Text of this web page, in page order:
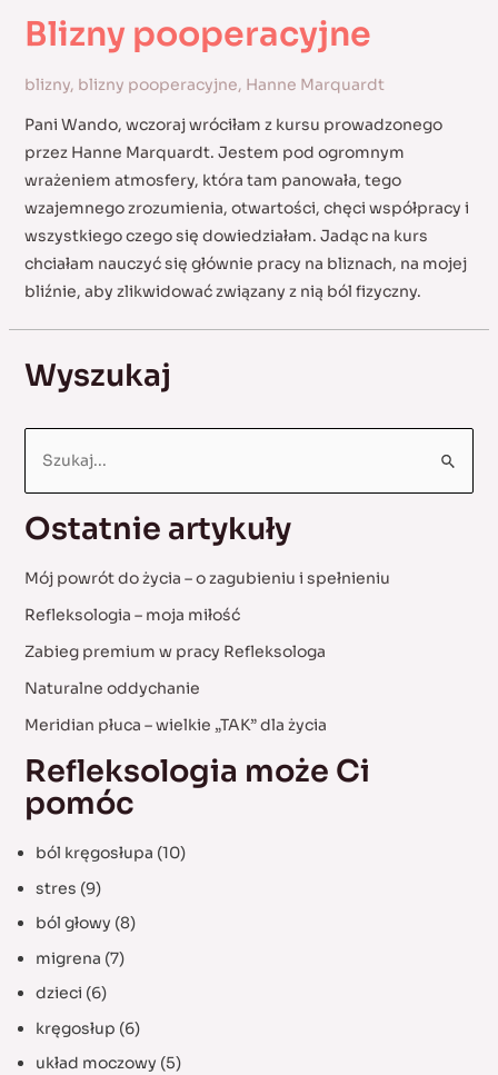
Blizny pooperacyjne
blizny, blizny pooperacyjne, Hanne Marquardt
Pani Wando, wczoraj wróciłam z kursu prowadzonego
przez Hanne Marquardt. Jestem pod ogromnym
wrażeniem atmosfery, która tam panowała, tego
wzajemnego zrozumienia, otwartości, chęci współpracy i
wszystkiego czego się dowiedziałam. Jadąc na kurs
chciałam nauczyć się głównie pracy na bliznach, na mojej
bliźnie, aby zlikwidować związany z nią ból fizyczny.
Wyszukaj
r
c
o
r
:
Ostatnie artykuły
Mój powrót do życia – o zagubieniu i spełnieniu
Refleksologia – moja miłość
Zabieg premium w pracy Refleksologa
Naturalne oddychanie
Meridian płuca – wielkie „TAK” dla życia
Refleksologia może Ci
pomóc
ból kręgosłupa (10)
stres (9)
ból głowy (8)
migrena (7)
dzieci (6)
kręgosłup (6)
układ moczowy (5)